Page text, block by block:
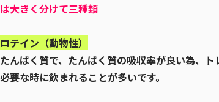
大きく分けて三種類
テイン（動物性）
んぱく質で、たんぱく質の吸収率が良い為、
要な時に飲まれることが多いです。